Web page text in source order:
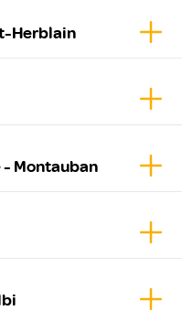
Herblain
- Montauban